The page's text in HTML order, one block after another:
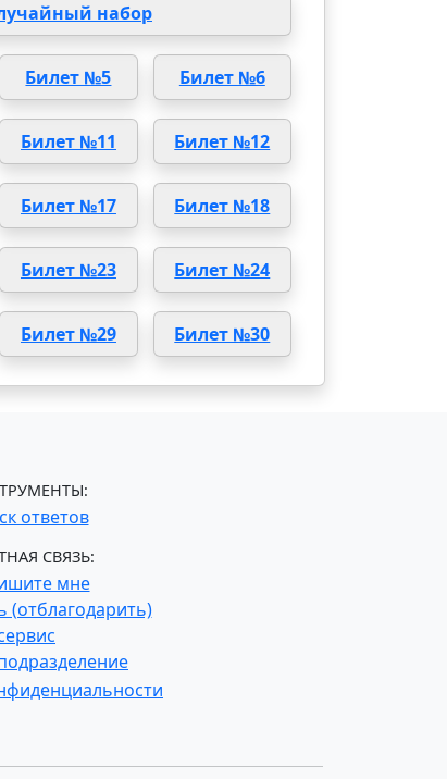
набор
Билет №5 Билет №6
Билет №11 Билет №12
Билет №17 Билет №18
Билет №23 Билет №24
Билет №29 Билет №30
ответов
СВЯЗЬ:
мне
(отблагодарить)